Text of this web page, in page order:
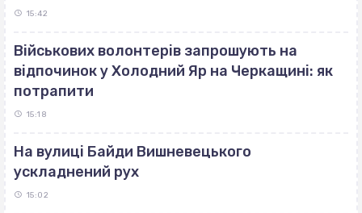
15:42
Військових волонтерів запрошують на
відпочинок у Холодний Яр на Черкащині: як
потрапити
15:18
На вулиці Байди Вишневецького
ускладнений рух
15:02